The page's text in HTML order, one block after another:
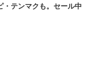
・テンマクも。セール中